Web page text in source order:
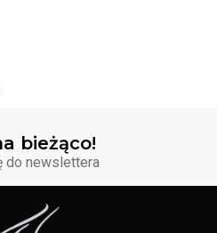
bieżąco!
do newslettera